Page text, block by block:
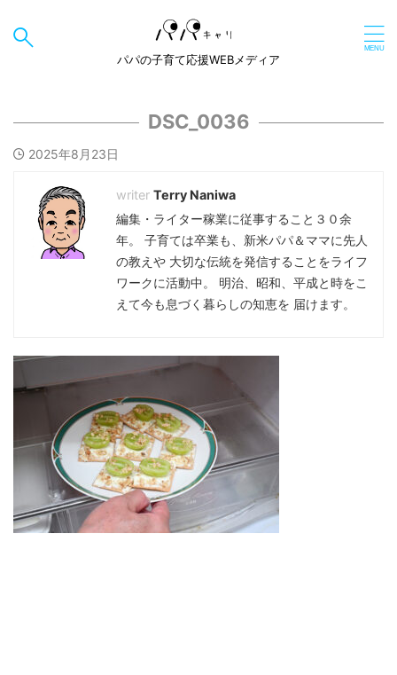
パパの子育て応援WEBメディア
DSC_0036
2025年8月23日
Terry Naniwa
編集・ライター稼業に従事すること３０余
年。 子育ては卒業も、新米パパ＆ママに先人
の教えや 大切な伝統を発信することをライフ
ワークに活動中。 明治、昭和、平成と時をこ
えて今も息づく暮らしの知恵を 届けます。